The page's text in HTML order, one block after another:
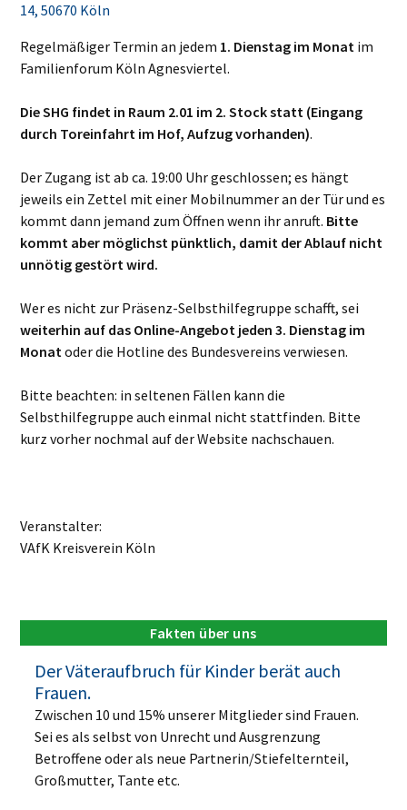
14, 50670 Köln
Regelmäßiger Termin an jedem 1. Dienstag im Monat im
Familienforum Köln Agnesviertel.
Die SHG findet in Raum 2.01 im 2. Stock statt (Eingang
durch Toreinfahrt im Hof, Aufzug vorhanden).
Der Zugang ist ab ca. 19:00 Uhr geschlossen; es hängt
jeweils ein Zettel mit einer Mobilnummer an der Tür und es
kommt dann jemand zum Öffnen wenn ihr anruft. Bitte
kommt aber möglichst pünktlich, damit der Ablauf nicht
unnötig gestört wird.
Wer es nicht zur Präsenz-Selbsthilfegruppe schafft, sei
weiterhin auf das Online-Angebot jeden 3. Dienstag im
Monatoder die Hotline des Bundesvereins verwiesen.
Bitte beachten: in seltenen Fällen kann die
Selbsthilfegruppe auch einmal nicht stattfinden. Bitte
kurz vorher nochmal auf der Website nachschauen.
Veranstalter:
VAfK Kreisverein Köln
Fakten über uns
Der Väteraufbruch für Kinder berät auch
Frauen.
Zwischen 10 und 15% unserer Mitglieder sind Frauen.
Sei es als selbst von Unrecht und Ausgrenzung
Betroffene oder als neue Partnerin/Stiefelternteil,
Großmutter, Tante etc.